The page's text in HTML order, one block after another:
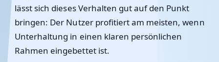
lässt sich dieses Verhalten gut auf den Punkt
bringen: Der Nutzer profitiert am meisten, wenn
Unterhaltung in einen klaren persönlichen
Rahmen eingebettet ist.